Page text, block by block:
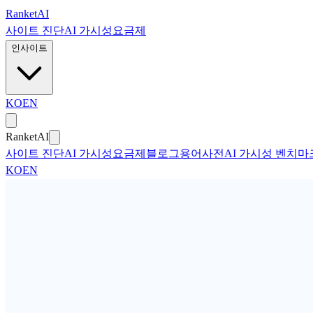
본문으로 건너뛰기
RanketAI
사이트 진단AI 가시성 요금제
인사이트
KOEN
RanketAI
사이트 진단AI 가시성 요금제 블로그용어사전 AI 가시성 벤치마
KOEN